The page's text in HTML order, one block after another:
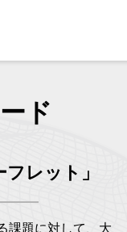
ド
レット」
課題に対して、大